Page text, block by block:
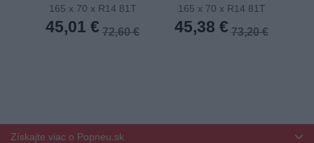
165 x 70 x R14 81T
45,01 € 72,60 €
165 x 70 x R14 81T
45,38 € 73,20 €
Získajte viac o Popneu.sk